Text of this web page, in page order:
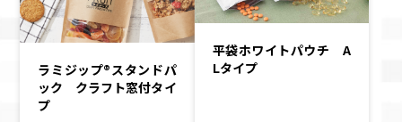
ラミジップ®スタンドパ
ック クラフト窓付タイ
プ
平袋ホワイトパウチ A
Lタイプ